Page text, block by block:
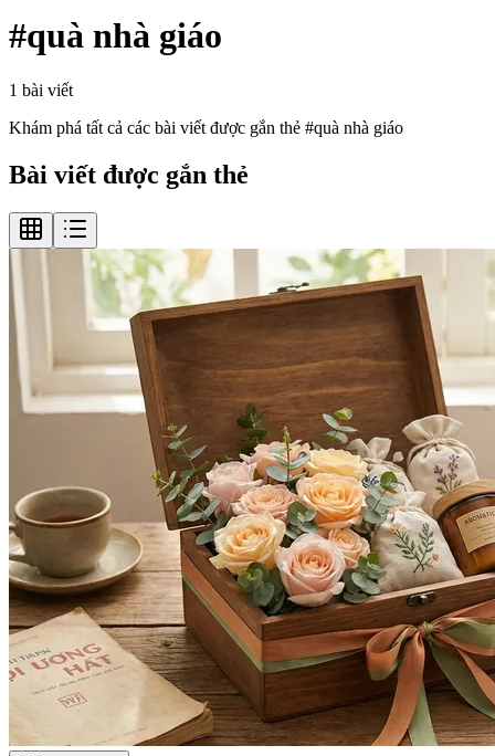
#quà nhà giáo
1 bài viết
Khám phá tất cả các bài viết được gắn thẻ #quà nhà giáo
Bài viết được gắn thẻ